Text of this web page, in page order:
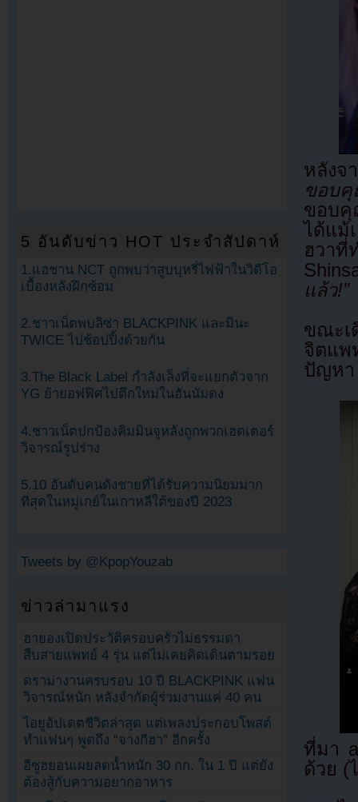
หลังจ
ขอบคุ
ขอบคุ
ได้แม้
ฮวา
แล้ว!”
ขณะเ
จิตแพ
ปัญหา
ที่มา
ด้วย (
5 อันดับข่าว HOT ประจำสัปดาห์
1.แฮชาน NCT ถูกพบว่าสูบบุหรี่ไฟฟ้าในวิดีโอ
เบื้องหลังฝึกซ้อม
2.ชาวเน็ตพบลิซ่า BLACKPINK และมินะ
TWICE ไปช้อปปิ้งด้วยกัน
3.The Black Label กำลังเล็งที่จะแยกตัวจาก
YG ย้ายอฟฟิศไปตึกใหม่ในฮันนัมดง
4.ชาวเน็ตปกป้องคิมมินจูหลังถูกพวกเฮดเตอร์
วิจารณ์รูปร่าง
5.10 อันดับคนดังชายที่ได้รับความนิยมมาก
ที่สุดในหมู่เกย์ในเกาหลีใต้ของปี 2023
Tweets by @KpopYouzab
ข่าวล่ามาแรง
ฮายองเปิดประวัติครอบครัวไม่ธรรมดา
สืบสายแพทย์ 4 รุ่น แต่ไม่เคยคิดเดินตามรอย
ดราม่างานครบรอบ 10 ปี BLACKPINK แฟน
วิจารณ์หนัก หลังจำกัดผู้ร่วมงานแค่ 40 คน
ไอยูอัปเดตชีวิตล่าสุด แต่เพลงประกอบโพสต์
ทำแฟนๆ พูดถึง “จางกีฮา” อีกครั้ง
อีซูฮยอนเผยลดน้ำหนัก 30 กก. ใน 1 ปี แต่ยัง
ต้องสู้กับความอยากอาหาร